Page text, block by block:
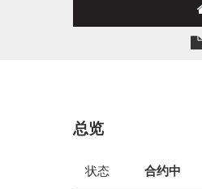
总览
状态 合约中